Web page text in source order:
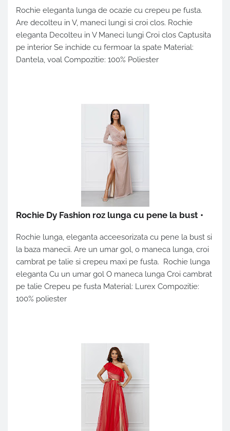
Rochie eleganta lunga de ocazie cu crepeu pe fusta.
Are decolteu in V, maneci lungi si croi clos. Rochie
eleganta Decolteu in V Maneci lungi Croi clos Captusita
pe interior Se inchide cu fermoar la spate Material:
Dantela, voal Compozitie: 100% Poliester
Rochie Dy Fashion roz lunga cu pene la bust •
Rochie lunga, eleganta acceesorizata cu pene la bust si
la baza manecii. Are un umar gol, o maneca lunga, croi
cambrat pe talie si crepeu maxi pe fusta. Rochie lunga
eleganta Cu un umar gol O maneca lunga Croi cambrat
pe talie Crepeu pe fusta Material: Lurex Compozitie:
100% poliester